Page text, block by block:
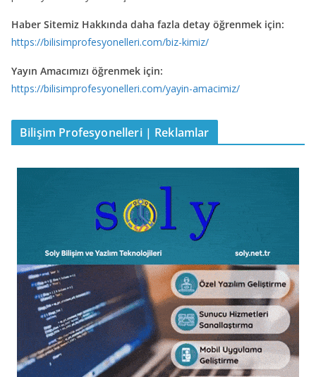
Haber Sitemiz Hakkında daha fazla detay öğrenmek için:
https://bilisimprofesyonelleri.com/biz-kimiz/
Yayın Amacımızı öğrenmek için:
https://bilisimprofesyonelleri.com/yayin-amacimiz/
Bilişim Profesyonelleri | Reklamlar